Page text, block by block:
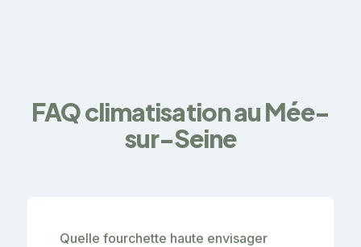
FAQ climatisation au Mée-
sur-Seine
Quelle fourchette haute envisager